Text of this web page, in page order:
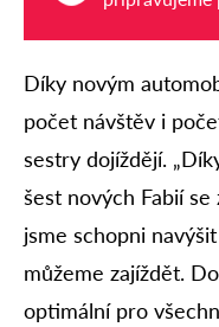
Díky novým
počet návštěv i
sestry dojíždějí.
šest nových Fabií
jsme schopni
můžeme zajíždět.
optimální pro